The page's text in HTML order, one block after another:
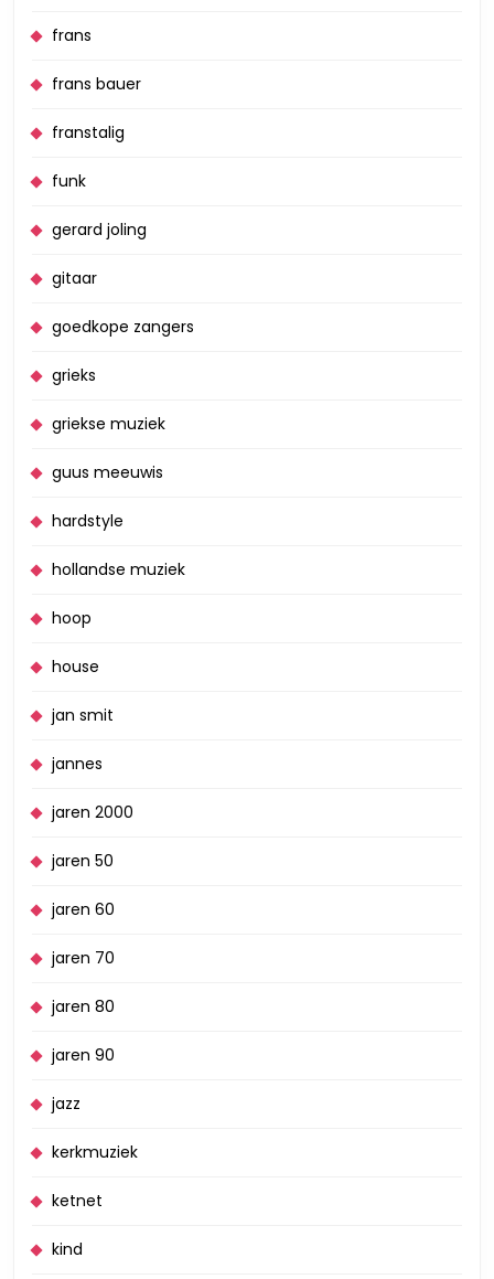
frans
frans bauer
franstalig
funk
gerard joling
gitaar
goedkope zangers
grieks
griekse muziek
guus meeuwis
hardstyle
hollandse muziek
hoop
house
jan smit
jannes
jaren 2000
jaren 50
jaren 60
jaren 70
jaren 80
jaren 90
jazz
kerkmuziek
ketnet
kind